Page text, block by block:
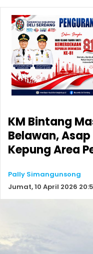
KM Bintang
Belawan,
Kepung Area
Pally Simangunsong
Jumat, 10 April 2026